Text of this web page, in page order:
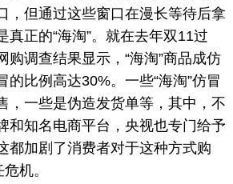
，但通过这些窗口在漫长等待后拿
真正的“海淘”。就在去年双11过
购调查结果显示，“海淘”商品成仿
的比例高达30%。一些“海淘”仿冒
，一些是伪造发货单等，其中，不
和知名电商平台，央视也专门给予
都加剧了消费者对于这种方式购
机。